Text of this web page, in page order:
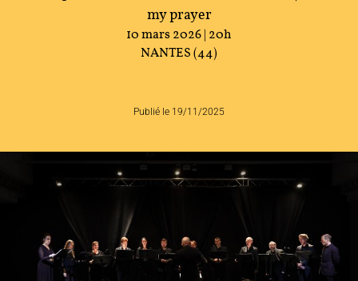
L'ENSEMBLE JACQUES MODERNE
JOËL SUHUBIETTE
AGENDA
my prayer
10 mars 2026 | 20h
NANTES (44)
Publié le 19/11/2025